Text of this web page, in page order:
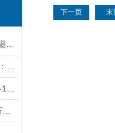
下一页 末